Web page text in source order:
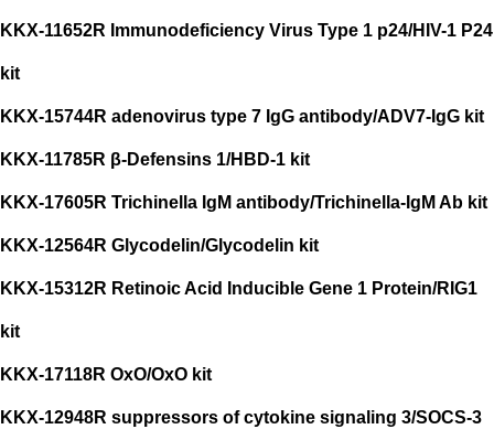
KKX-11652R Immunodeficiency Virus Type 1 p24/HIV-1 P24
kit
KKX-15744R adenovirus type 7 IgG antibody/ADV7-IgG kit
KKX-11785R β-Defensins 1/HBD-1 kit
KKX-17605R Trichinella IgM antibody/Trichinella-IgM Ab kit
KKX-12564R Glycodelin/Glycodelin kit
KKX-15312R Retinoic Acid Inducible Gene 1 Protein/RIG1
kit
KKX-17118R OxO/OxO kit
KKX-12948R suppressors of cytokine signaling 3/SOCS-3